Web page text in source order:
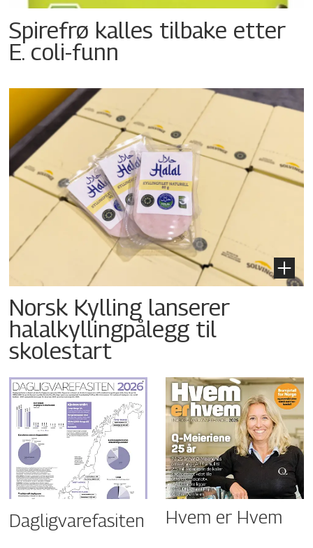
Spirefrø kalles tilbake etter
E. coli-funn
Norsk Kylling lanserer
halalkyllingpålegg til
skolestart
Dagligvarefasiten Hvem er Hvem